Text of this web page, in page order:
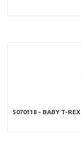
5070118 - BABY T-